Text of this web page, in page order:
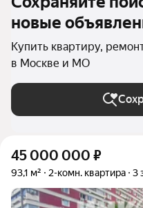
новые
Купить квартиру,
в Москве и МО
45 000 000 ₽
93,1 м² 2-комн. квартира 3